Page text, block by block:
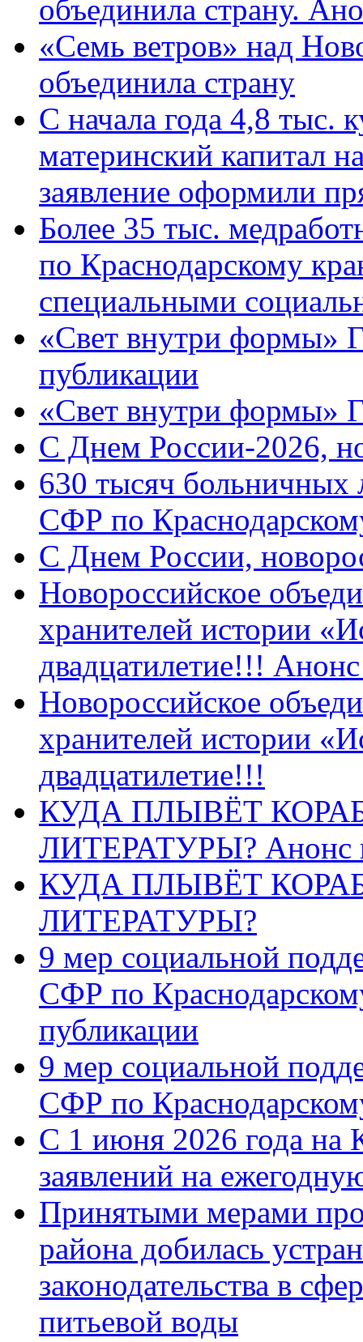
объединила страну.
«Семь ветров» над
объединила страну
С начала года 4,8 тыс.
материнский капитал
заявление оформили
Более 35 тыс.
по Краснодарскому
специальными
«Свет внутри формы»
публикации
«Свет внутри формы»
C Днем России-2026,
630 тысяч больничных
СФР по
C Днем России,
Новороссийское
хранителей истории
двадцатилетие!!!
Новороссийское
хранителей истории
двадцатилетие!!!
КУДА ПЛЫВЁТ
ЛИТЕРАТУРЫ? Анонс
КУДА ПЛЫВЁТ
ЛИТЕРАТУРЫ?
9 мер социальной
СФР по
публикации
9 мер социальной
СФР по
С 1 июня 2026 года на
заявлений на
Принятыми мерами
района добилась
законодательства в
питьевой воды